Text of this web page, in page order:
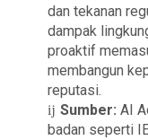
dan tekanan
dampak
proaktif
membangun
reputasi.
Sumber: AI
badan seperti